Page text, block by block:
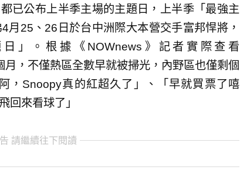
已公布上半季主場的主題日，上半季「最強主
月25、26日於台中洲際大本營交手富邦悍將，
」。根據《NOWnews》記者實際查看
，不僅熱區全數早就被掃光，內野區也僅剩個
，Snoopy真的紅超久了」、「早就買票了嘻
回來看球了」
請繼續往下閱讀